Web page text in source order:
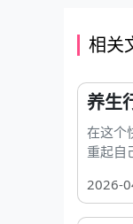
相关
养生
在这个
重起自
2026-